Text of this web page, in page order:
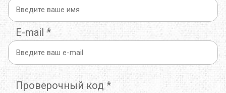
E-mail *
Проверочный код *